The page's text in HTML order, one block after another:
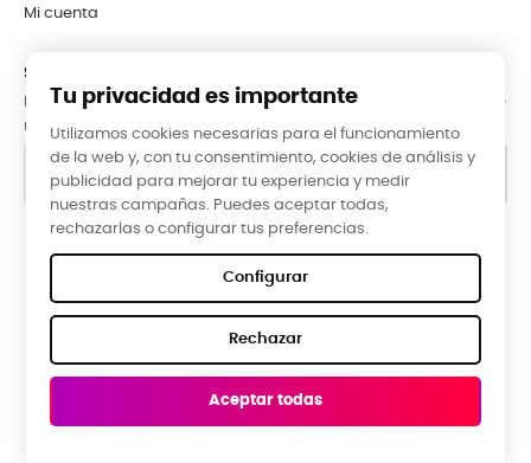
Mi cuenta
SUBCRÍBETE A LA NEWSLETTER
Puede darse de baja en cualquier momento. Para ello, consulte
nuestra información de contacto en el aviso legal.
Google Reviews
★★★★★
Raquel Campos, hace 3 meses
Tu privacidad es importante
Utilizamos cookies necesarias para el funcionamiento
de la web y, con tu consentimiento, cookies de análisis y
publicidad para mejorar tu experiencia y medir
nuestras campañas. Puedes aceptar todas,
rechazarlas o configurar tus preferencias.
Configurar
Rechazar
Aceptar todas